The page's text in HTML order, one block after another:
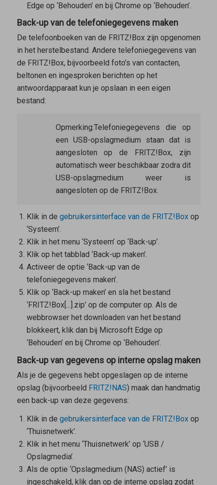
Edge op ‘Behouden’ en bij Chrome op ‘Behouden’.
Back-up van de telefoniegegevens maken
De telefoonboeken van de FRITZ!Box zijn opgenomen
in het herstelbestand. Andere telefoniegegevens van
de FRITZ!Box, bijvoorbeeld foto’s van contacten,
beltonen en ingesproken berichten op het
antwoordapparaat kun je opslaan in een eigen
bestand:
Opmerking:Telefoniegegevens die op
een USB-opslagmedium staan dat is
aangesloten op de FRITZ!Box, zijn
automatisch weer beschikbaar zodra dit
USB-opslagmedium weer is
aangesloten op de FRITZ!Box.
Klik in de gebruikersinterface van de FRITZ!Boxop
‘Systeem’.
Klik in het menu ‘Systeem’ op ‘Back-up’.
Klik op het tabblad ‘Back-up maken’.
Activeer de optie ‘Back-up van de
telefoniegegevens maken’.
Klik op ‘Back-up maken’ en sla het bestand
‘FRITZ!Box[...].zip’ op de computer op. Als de
webbrowser het downloaden van het bestand
blokkeert, klik dan bij Microsoft Edge op
‘Behouden’ en bij Chrome op ‘Behouden’.
Back-up van gegevens op interne opslag maken
Als je de gegevens hebt opgeslagen op de interne
opslag (bijvoorbeeld FRITZ!NAS) maak dan handmatig
een back-up van deze gegevens:
Klik in de gebruikersinterface van de FRITZ!Boxop
‘Thuisnetwerk’.
Klik in het menu ‘Thuisnetwerk’ op ‘USB /
Opslagmedia’.
Als de optie ‘Opslagmedium (NAS) actief’ is
ingeschakeld, klik dan op de interne opslag zodat